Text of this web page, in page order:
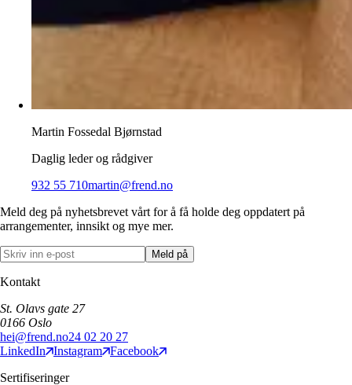
Martin Fossedal Bjørnstad
Daglig leder og rådgiver
932 55 710martin@frend.no
Meld deg på nyhetsbrevet vårt for å få holde deg oppdatert på
arrangementer, innsikt og mye mer.
Meld på
Kontakt
St. Olavs gate 27
0166 Oslo
hei@frend.no24 02 20 27
LinkedIn
Instagram Facebook
Sertifiseringer